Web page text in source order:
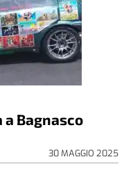
Bagnasco
30 MAGGIO 2025